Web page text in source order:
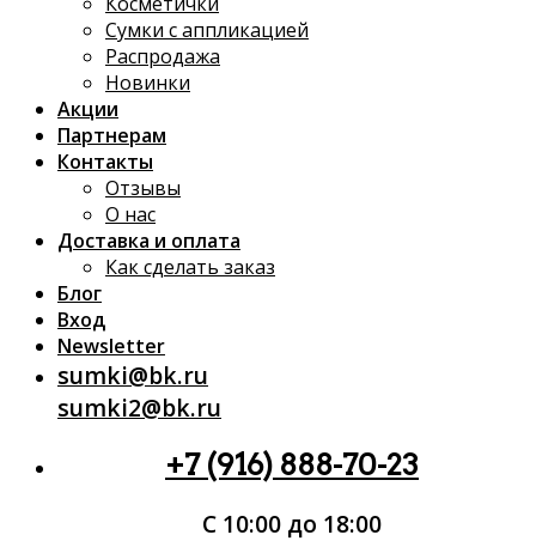
Сумки с аппликацией
Распродажа
Новинки
Акции
Партнерам
Контакты
Отзывы
О нас
Доставка и оплата
Как сделать заказ
Блог
Вход
Newsletter
sumki@bk.ru
sumki2@bk.ru
+7 (916) 888-70-23
С 10:00 до 18:00